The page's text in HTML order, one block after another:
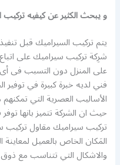
و يبحث الكثير عن كيفيه تركيب
يتم تركيب السيراميك قبل
شرِكة تركيب سيراميك على
على المنزل دون التسبب فى أى
فني لديه خبرة كبيرة في توفير
الأساليب العصرية التي
حيث ان الشركة تتميز بانها
تركيب سيراميك مقاول تركيب
المَكان الخاص بالعميل
والاشكال التي تتناسب مع